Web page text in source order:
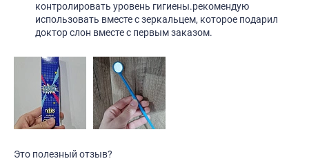
контролировать уровень гигиены.рекомендую
использовать вместе с зеркальцем, которое подарил
доктор слон вместе с первым заказом.
Это полезный отзыв?